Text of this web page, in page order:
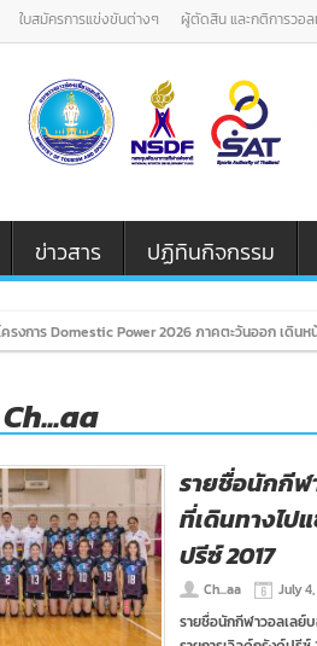
ใบสมัครการแข่งขันต่างๆ ผู้ตัดสิน และกติการวอ
ข่าวสาร ปฏิทินกิจกรรม
รงการ Domestic Power 2026 ภาคตะวันออก เดิน
รายชื่อนักกีฬ
ที่เดินทางไป
ปรีซ์ 2017
Ch...aa July 4,
รายชื่อนักกีฬาวอลเลย์